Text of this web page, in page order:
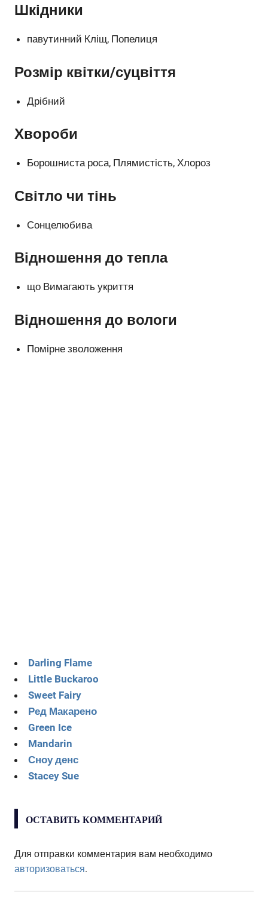
Шкідники
павутинний Кліщ, Попелиця
Розмір квітки/суцвіття
Дрібний
Хвороби
Борошниста роса, Плямистість, Хлороз
Світло чи тінь
Сонцелюбива
Відношення до тепла
що Вимагають укриття
Відношення до вологи
Помірне зволоження
Darling Flame
Little Buckaroo
Sweet Fairy
Ред Макарено
Green Ice
Mandarin
Сноу денс
Stacey Sue
ОСТАВИТЬ КОММЕНТАРИЙ
Для отправки комментария вам необходимо
авторизоваться.